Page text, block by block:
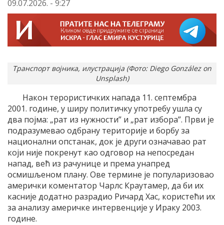
09.07.2026. - 9:27
Транспорт војника, илустрација (Фото: Diego González on
Unsplash)
Након терористичких напада 11. септембра
2001. године, у ширу политичку употребу ушла су
два појма: „рат из нужности” и „рат избора”. Први је
подразумевао одбрану територије и борбу за
национални опстанак, док је други означавао рат
који није покренут као одговор на непосредан
напад, већ из рачунице и према унапред
осмишљеном плану. Ове термине је популаризовао
амерички коментатор Чарлс Краутамер, да би их
касније додатно разрадио Ричард Хас, користећи их
за анализу америчке интервенције у Ираку 2003.
године.